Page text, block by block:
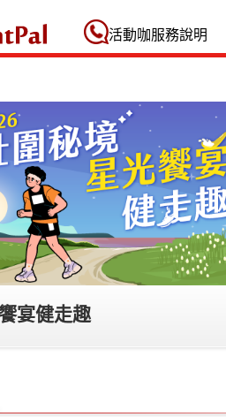
活動咖 Eventpal
活動咖服務說明
宴健走趣